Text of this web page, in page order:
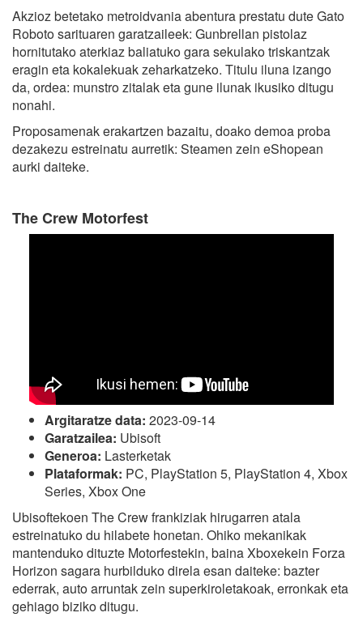
Akzioz betetako metroidvania abentura prestatu dute Gato
Roboto sarituaren garatzaileek: Gunbrellan pistolaz
hornitutako aterkiaz baliatuko gara sekulako triskantzak
eragin eta kokalekuak zeharkatzeko. Titulu iluna izango
da, ordea: munstro zitalak eta gune ilunak ikusiko ditugu
nonahi.
Proposamenak erakartzen bazaitu, doako demoa proba
dezakezu estreinatu aurretik: Steamen zein eShopean
aurki daiteke.
The Crew Motorfest
Argitaratze data: 2023-09-14
Garatzailea: Ubisoft
Generoa: Lasterketak
Plataformak: PC, PlayStation 5, PlayStation 4, Xbox
Series, Xbox One
Ubisoftekoen The Crew frankiziak hirugarren atala
estreinatuko du hilabete honetan. Ohiko mekanikak
mantenduko dituzte Motorfestekin, baina Xboxekein Forza
Horizon sagara hurbilduko direla esan daiteke: bazter
ederrak, auto arruntak zein superkiroletakoak, erronkak eta
gehiago biziko ditugu.